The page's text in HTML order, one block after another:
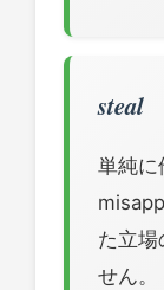
steal
単純に
た立場
せん。